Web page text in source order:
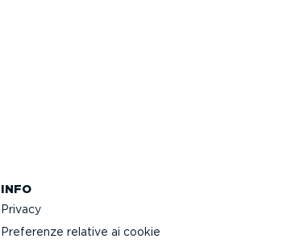
INFO
Privacy
Preferenze relative ai cookie